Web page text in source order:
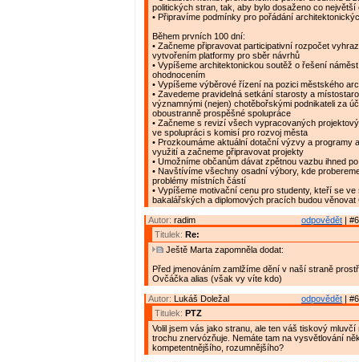
politických stran, tak, aby bylo dosaženo co největší
• Připravíme podmínky pro pořádání
Během prvních 100 dní:
• Začneme připravovat participativní rozpočet
vytvořením platformy pro sběr návrhů
• Vypíšeme architektonickou soutěž o řešení
ohodnocením
• Vypíšeme výběrové řízení na pozici městského
• Zavedeme pravidelná setkání starosty a
významnými (nejen) chotěbořskými podnikateli za
oboustranně prospěšné spolupráce
• Začneme s revizí všech vypracovaných
ve spolupráci s komisí pro rozvoj města
• Prozkoumáme aktuální dotační výzvy a programy
využití a začneme připravovat projekty
• Umožníme občanům dávat zpětnou vazbu ihned
• Navštívíme všechny osadní výbory, kde
problémy místních částí
• Vypíšeme motivační cenu pro studenty, kteří se ve
bakalářských a diplomových pracích budou věnovat
odpovědět |
Autor: radim
Titulek: Re:
Ještě Marta zapomněla dodat:
Před jmenováním zamlžíme dění v naší straně
Ovčáčka alias (však vy víte kdo)
odpovědět |
Autor: Lukáš Doležal
Titulek: PTZ
Volil jsem vás jako stranu, ale ten váš tiskový
trochu znervózňuje. Nemáte tam na vysvětlování
kompetentnějšího, rozumnějšího?